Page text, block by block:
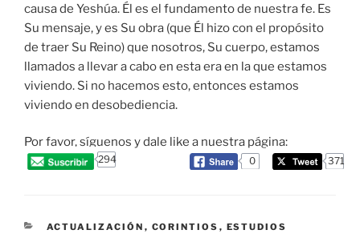
causa de Yeshúa. Él es el fundamento de nuestra fe. Es
Su mensaje, y es Su obra (que Él hizo con el propósito
de traer Su Reino) que nosotros, Su cuerpo, estamos
llamados a llevar a cabo en esta era en la que estamos
viviendo. Si no hacemos esto, entonces estamos
viviendo en desobediencia.
Por favor, síguenos y dale like a nuestra página:
294 0 371
CATEGORIES
ACTUALIZACIÓN , CORINTIOS , ESTUDIOS